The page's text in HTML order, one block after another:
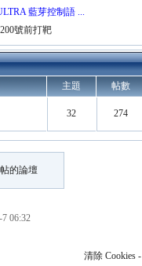
藍芽控制語 ...
號前打靶
主題 帖數
32 274
的論壇
06:32
清除 Cookies-